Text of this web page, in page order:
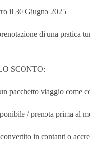
il 30 Giugno 2025
di una pratica
SCONTO:
pacchetto viaggio come
/ prenota prima al
in contanti o